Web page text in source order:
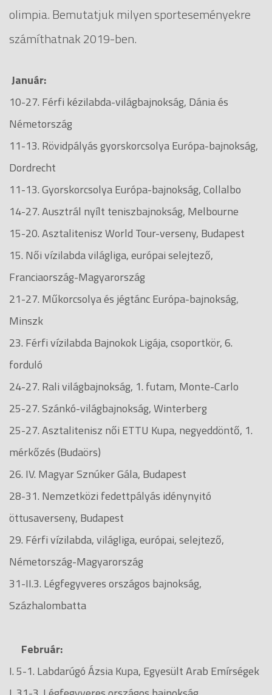
olimpia. Bemutatjuk milyen sporteseményekre
számíthatnak 2019-ben.
Január:
10-27. Férfi kézilabda-világbajnokság, Dánia és
Németország
11-13. Rövidpályás gyorskorcsolya Európa-bajnokság,
Dordrecht
11-13. Gyorskorcsolya Európa-bajnokság, Collalbo
14-27. Ausztrál nyílt teniszbajnokság, Melbourne
15-20. Asztalitenisz World Tour-verseny, Budapest
15. Női vízilabda világliga, európai selejtező,
Franciaország-Magyarország
21-27. Műkorcsolya és jégtánc Európa-bajnokság,
Minszk
23. Férfi vízilabda Bajnokok Ligája, csoportkör, 6.
forduló
24-27. Rali világbajnokság, 1. futam, Monte-Carlo
25-27. Szánkó-világbajnokság, Winterberg
25-27. Asztalitenisz női ETTU Kupa, negyeddöntő, 1.
mérkőzés (Budaörs)
26. IV. Magyar Sznúker Gála, Budapest
28-31. Nemzetközi fedettpályás idénynyitó
öttusaverseny, Budapest
29. Férfi vízilabda, világliga, európai, selejtező,
Németország-Magyarország
31-II.3. Légfegyveres országos bajnokság,
Százhalombatta
Február:
I. 5-1. Labdarúgó Ázsia Kupa, Egyesült Arab Emírségek